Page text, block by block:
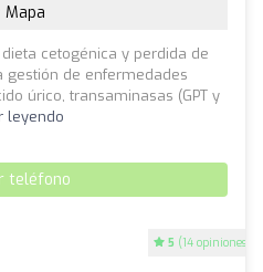
5 (14 opiniones)
Mapa
cetogénica y perdida de
gestión de enfermedades
úrico, transaminasas (GPT y
leyendo
teléfono